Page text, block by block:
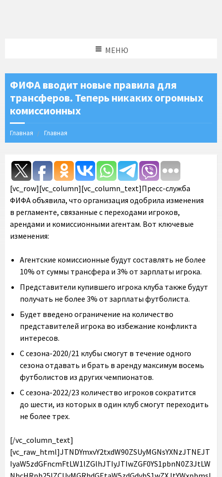
МЕНЮ
ФИФА вводит новые правила для
трансферов. Теперь никаких огромных
комиссионных
Главная Главная
[vc_row][vc_column][vc_column_text]Пресс-служба
ФИФА объявила, что организация одобрила изменения
в регламенте, связанные с переходами игроков,
арендами и комиссионными агентам. Вот ключевые
изменения:
Агентские комиссионные будут составлять не более
10% от суммы трансфера и 3% от зарплаты игрока.
Представители купившего игрока клуба также будут
получать не более 3% от зарплаты футболиста.
Будет введено ограничение на количество
представителей игрока во избежание конфликта
интересов.
С сезона-2020/21 клубы смогут в течение одного
сезона отдавать и брать в аренду максимум восемь
футболистов из других чемпионатов.
С сезона-2022/23 количество игроков сократится
до шести, из которых в один клуб смогут переходить
не более трех.
[/vc_column_text][vc_raw_html]JTNDYmxvY2txdW90ZSUyMGNsYXNzJTNEJTIyaW5zdGFncmFtLW1lZGlhJTIyJTIwZGF0YS1pbnN0Z3JtLWNhcHRpb25lZCUyMGRhdGEtaW5zdGdybS1wZXJtYWxpbmslM0QlMjJodHRwcyUzQSUyRiUyRnd3dy5pbnN0YWdyYW0uY29tJTJGcCUyRkJqLVJ1b2hGR1RkJTJGJTNGdXRtX3NvdXJjZSUzRGlnX2VtYmVkJTI2YW1wJTNCdXRtX2NhbXBhaWduJTNEbG9hZGluZyUyMiUyMGRhdGEtaW5zdGdybS12ZXJzaW9uJTNEJTIyMTIlMjIlMjBzdHlsZSUzRCUyMiUyMGJhY2tncm91bmQlM0ElMjNGRkYlM0IlMjBib3JkZXIlM0EwJTNCJTIwYm9yZGVyLXJhZGl1cyUzQTNweCUzQiUyMGJveC1zaGFkb3clM0EwJTIwMCUyMDFweCUyMDAlMjByZ2JhJTI4MCUyQzAlMkMwJTJDMC41JTI5JTJDMCUyMDFweCUyMDEwcHglMjAwJTIwcmdiYSUyODAlMkMwJTJDMCUyQzAuMTUlMjklM0IlMjBtYXJnaW4lM0ElMjAxcHglM0IlMjBtYXgtd2lkdGglM0E1NDBweCUzQiUyMG1pbi13aWR0aCUzQTMyNnB4JTNCJTIwcGFkZGluZyUzQTAlM0IlMjB3aWR0aCUzQTk5LjM3NSUyNSUzQiUyMHdpZHRoJTNBLXdlYmtpdC1jYWxjJTI4MTAwJTI1JTIwLSUyMDJweCUyOSUzQiUyMHdpZHRoJTNBY2FsYyUyODEwMCUyNSUyMC0lMjAycHglMjklM0IlMjIlM0UlM0NkaXYlMjBzdHlsZSUzRCUyMnBhZGRpbmclM0ExNnB4JTNCJTIyJTNFJTIwJTNDYSUyMGhyZWYlM0QlMjJodHRwcyUzQSUyRiUyRnd3dy5pbnN0YWdyYW0uY29tJTJGcCUyRkJqLVJ1b2hGR1RkJTJGJTNGdXRtX3NvdXJjZSUzRGlnX2VtYmVkJTI2YW1wJTNCdXRtX2NhbXBhaWduJTNEbG9hZGluZyUyMiUyMHN0eWxlJTNEJTIyJTIwYmFja2dyb3VuZCUzQSUyM0ZGRkZGRiUzQiUyMGxpbmUtaGVpZ2h0JTNBMCUzQiUyMHBhZGRpbmclM0EwJTIwMCUzQiUyMHRleHQtYWxpZ24lM0FjZW50ZXIlM0IlMjB0ZXh0LWRlY29yYXRpb24lM0Fub25lJTNCJTIwd2lkdGglM0ExMDAlMjUlM0IlMjIlMjB0YXJnZXQlM0QlMjJfYmxhbmslMjIlM0UlMjAlM0NkaXYlMjBzdHlsZSUzRCUyMiUyMGRpc3BsYXklM0ElMjBmbGV4JTNCJTIwZmxleC1kaXJlY3Rpb24lM0ElMjByb3clM0IlMjBhbGlnbi1pdGVtcyUzQSUyMGNlbnRlciUzQiUyMiUzRSUyMCUzQ2RpdiUyMHN0eWxlJTNEJTIyYmFja2dyb3VuZC1jb2xvciUzQSUyMCUyM0Y0RjRGNCUzQiUyMGJvcmRlci1yYWRpdXMlM0ElMjA1MCUyNSUzQiUyMGZsZXgtZ3JvdyUzQSUyMDAlM0IlMjBoZWlnaHQlM0ElMjA0MHB4JTNCJTIwbWFyZ2luLXJpZ2h0JTNBJTIwMTRweCUzQiUyMHdpZHRoJTNBJTIwNDBweCUzQiUyMiUzRSUzQyUyRmRpdiUzRSUyMCUzQ2RpdiUyMHN0eWxlJTNEJTIyZGlzcGxheSUzQSUyMGZsZXglM0IlMjBmbGV4LWRpcmVjdGlvbiUzQSUyMGNvbHVtbiUzQiUyMGZsZXgtZ3JvdyUzQSUyMDElM0IlMjBqdXN0aWZ5LWNvbnRlbnQlM0ElMjBjZW50ZXIlM0IlMjIlM0UlMjAlM0NkaXYlMjBzdHlsZSUzRCUyMiUyMGJhY2tncm91bmQtY29sb3IlM0ElMjAlMjNGNEY0RjQlM0IlMjBib3JkZXItcmFkaXVzJTNBJTIwNHB4JTNCJTIwZmxleC1ncm93JTNBJTIwMCUzQiUyMGhlaWdodCUzQSUyMDE0cHglM0IlMjBtYXJnaW4tYm90dG9tJTNBJTIwNnB4JTNCJTIwd2lkdGglM0ElMjAxMDBweCUzQiUyMiUzRSUzQyUyRmRpdiUzRSUyMCUzQ2RpdiUyMHN0eWxlJTNEJTIyJTIwYmFja2dyb3VuZC1jb2xvciUzQSUyMCUyM0Y0RjRGNCUzQiUyMGJvcmRlci1yYWRpdXMlM0ElMjA0cHglM0IlMjBmbGV4LWdyb3clM0ElMjAwJTNCJTIwaGVpZ2h0JTNBJTIwMTRweCUzQiUyMHdpZHRoJTNBJTIwNjBweCUzQiUyMiUzRSUzQyUyRmRpdiUzRSUzQyUyRmRpdiUzRSUzQyUyRmRpdiUzRSUzQ2RpdiUyMHN0eWxlJTNEJTIycGFkZGluZyUzQSUyMDE5JTI1JTIwMCUzQiUyMiUzRSUzQyUyRmRpdiUzRSUyMCUzQ2RpdiUyMHN0eWxlJTNEJTIyZGlzcGxheSUzQWJsb2NrJTNCJTIwaGVpZ2h0JTNBNTBweCUzQiUyMG1hcmdpbiUzQTAlMjBhdXRvJTIwMTJweCUzQiUyMHdpZHRoJTNBNTBweCUzQiUyMiUzRSUzQ3N2ZyUyMHdpZHRoJTNEJTIyNTBweCUyMiUyMGhlaWdodCUzRCUyMjUwcHglMjIlMjB2aWV3Qm94JTNEJTIyMCUyMDAlMjA2MCUyMDYwJTIyJTIwdmVyc2lvbiUzRCUyMjEuMSUyMiUyMHhtbG5zJTNEJTIyaHR0cHMlM0ElMkYlMkZ3d3cudzMub3JnJTJGMjAwMCUyRnN2ZyUyMiUyMHhtbG5zJTNBeGxpbmslM0QlMjJodHRwcyUzQSUyRiUyRnd3dy53My5vcmclMkYxOTk5JTJGeGxpbmslMjIlM0UlM0NnJTIwc3Ryb2tlJTNEJTIybm9uZSUyMiUyMHN0cm9rZS13aWR0aCUzRCUyMjElMjIlMjBmaWxsJTNEJTIybm9uZSUyMiUyMGZpbGwtcnVsZSUzRCUyMmV2ZW5vZGQlMjIlM0UlM0NnJTIwdHJhbnNmb3JtJTNEJTIydHJhbnNsYXRlJTI4LTUxMS4wMDAwMDAlMkMlMjAtMjAuMDAwMDAwJTI5JTIyJTIwZmlsbCUzRCUyMiUyMzAwMDAwMCUyMiUzRSUzQ2clM0UlM0NwYXRoJTIwZCUzRCUyMk01NTYuODY5JTJDMzAuNDElMjBDNTU0LjgxNCUyQzMwLjQxJTIwNTUzLjE0OCUyQzMyLjA3NiUyMDU1My4xNDglMkMzNC4xMzElMjBDNTUzLjE0OCUyQzM2LjE4NiUyMDU1NC44MTQlMkMzNy44NTIlMjA1NTYuODY5JTJDMzcuODUyJTIwQzU1OC45MjQlMkMzNy44NTIlMjA1NjAuNTklMkMzNi4xODYlMjA1NjAuNTklMkMzNC4xMzElMjBDNTYwLjU5JTJDMzIuMDc2JTIwNTU4LjkyNCUyQzMwLjQxJTIwNTU2Ljg2OSUyQzMwLjQxJTIwTTU0MSUyQzYwLjY1NyUyMEM1MzUuMTE0JTJDNjAuNjU3JTIwNTMwLjM0MiUyQzU1Ljg4NyUyMDUzMC4zNDIlMkM1MCUyMEM1MzAuMzQyJTJDNDQuMTE0JTIwNTM1LjExNCUyQzM5LjM0MiUyMDU0MSUyQzM5LjM0MiUyMEM1NDYuODg3JTJDMzkuMzQyJTIwNTUxLjY1OCUyQzQ0LjExNCUyMDU1MS42NTglMkM1MCUyMEM1NTEuNjU4JTJDNTUuODg3JTIwNTQ2Ljg4NyUyQzYwLjY1NyUyMDU0MSUyQzYwLjY1NyUyME01NDElMkMzMy44ODYlMjBDNTMyLjElMkMzMy44ODYlMjA1MjQuODg2JTJDNDEuMSUyMDUyNC44ODYlMkM1MCUyMEM1MjQuODg2JTJDNTguODk5JTIwNTMyLjElMkM2Ni4xMTMlMjA1NDElMkM2Ni4xMTMlMjBDNTQ5LjklMkM2Ni4xMTMlMjA1NTcuMTE1JTJDNTguODk5JTIwNTU3LjExNSUyQzUwJTIwQzU1Ny4xMTUlMkM0MS4xJTIwNTQ5LjklMkMzMy44ODYlMjA1NDElMkMzMy44ODYlMjBNNTY1LjM3OCUyQzYyLjEwMSUyMEM1NjUuMjQ0JTJDNjUuMDIyJTIwNTY0Ljc1NiUyQzY2LjYwNiUyMDU2NC4zNDYlMkM2Ny42NjMlMjBDNTYzLjgwMyUyQzY5LjA2JTIwNTYzLjE1NCUyQzcwLjA1NyUyMDU2Mi4xMDYlMkM3MS4xMDYlMjBDNTYxLjA1OCUyQzcyLjE1NSUyMDU2MC4wNiUyQzcyLjgwMyUyMDU1OC42NjIlMkM3My4zNDclMjBDNTU3LjYwNyUyQzczLjc1NyUyMDU1Ni4wMjElMkM3NC4yNDQlMjA1NTMuMTAyJTJDNzQuMzc4JTIwQzU0OS45NDQlMkM3NC41MjElMjA1NDguOTk3JTJDNzQuNTUyJTIwNTQxJTJDNzQuNTUyJTIwQzUzMy4wMDMlMkM3NC41NTIlMjA1MzIuMDU2JTJDNzQuNTIxJTIwNTI4Ljg5OCUyQzc0LjM3OCUyMEM1MjUuOTc5JTJDNzQuMjQ0JTIwNTI0LjM5MyUyQzczLjc1NyUyMDUyMy4zMzglMkM3My4zNDclMjBDNTIxLjk0JTJDNzIuODAzJTIwNTIwLjk0MiUyQzcyLjE1NSUyMDUxOS44OTQlMkM3MS4xMDYlMjBDNTE4Ljg0NiUyQzcwLjA1NyUyMDUxOC4xOTclMkM2OS4wNiUyMDUxNy42NTQlMkM2Ny42NjMlMjBDNTE3LjI0NCUyQzY2LjYwNiUyMDUxNi43NTUlMkM2NS4wMjIlMjA1MTYuNjIzJTJDNjIuMTAxJTIwQzUxNi40NzklMkM1OC45NDMlMjA1MTYuNDQ4JTJDNTcuOTk2JTIwNTE2LjQ0OCUyQzUwJTIwQzUxNi40NDglMkM0Mi4wMDMlMjA1MTYuNDc5JTJDNDEuMDU2JTIwNTE2LjYyMyUyQzM3Ljg5OSUyMEM1MTYuNzU1JTJDMzQuOTc4JTIwNTE3LjI0NCUyQzMzLjM5MSUyMDUxNy42NTQlMkMzMi4zMzglMjBDNTE4LjE5NyUyQzMwLjkzOCUyMDUxOC44NDYlMkMyOS45NDIlMjA1MTkuODk0JTJDMjguODk0JTIwQzUyMC45NDIlMkMyNy44NDYlMjA1MjEuOTQlMkMyNy4xOTYlMjA1MjMuMzM4JTJDMjYuNjU0JTIwQzUyNC4zOTMlMkMyNi4yNDQlMjA1MjUuOTc5JTJDMjUuNzU2JTIwNTI4Ljg5OCUyQzI1LjYyMyUyMEM1MzIuMDU3JTJDMjUuNDc5JTIwNTMzLjAwNCUyQzI1LjQ0OCUyMDU0MSUyQzI1LjQ0OCUyMEM1NDguOTk3JTJDMjUuNDQ4JTIwNTQ5Ljk0MyUyQzI1LjQ3OSUyMDU1My4xMDIlMkMyNS42MjMlMjBDNTU2LjAyMSUyQzI1Ljc1NiUyMDU1Ny42MDclMkMyNi4yNDQlMjA1NTguNjYyJTJDMjYuNjU0JTIwQzU2MC4wNiUyQzI3LjE5NiUyMDU2MS4wNTglMkMyNy44NDYlMjA1NjIuMTA2JTJDMjguODk0JTIwQzU2My4xNTQlMkMyOS45NDIlMjA1NjMuODAzJTJDMzAuOTM4JTIwNTY0LjM0NiUyQzMyLjMzOCUyMEM1NjQuNzU2JTJDMzMuMzkxJTIwNTY1LjI0NCUyQzM0Ljk3OCUyMDU2NS4zNzglMkMzNy44OTklMjBDNTY1LjUyMiUyQzQxLjA1NiUyMDU2NS41NTIlMkM0Mi4wMDMlMjA1NjUuNTUyJTJDNTAlMjBDNTY1LjU1MiUyQzU3Ljk5NiUyMDU2NS41MjIlMkM1OC45NDMlMjA1NjUuMzc4JTJDNjIuMTAxJTIwTTU3MC44MiUyQzM3LjYzMSUyMEM1NzAuNjc0JTJDMzQuNDM4JTIwNTcwLjE2NyUyQzMyLjI1OCUyMDU2OS40MjUlMkMzMC4zNDklMjBDNTY4LjY1OSUyQzI4LjM3NyUyMDU2Ny42MzMlMkMyNi43MDIlMjA1NjUuOTY1JTJDMjUuMDM1JTIwQzU2NC4yOTclMkMyMy4zNjglMjA1NjIuNjIzJTJDMjIuMzQyJTIwNTYwLjY1MiUyQzIxLjU3NSUyMEM1NTguNzQzJTJDMjAuODM0JTIwNTU2LjU2MiUyQzIwLjMyNiUyMDU1My4zNjklMkMyMC4xOCUyMEM1NTAuMTY5JTJDMjAuMDMzJTIwNTQ5LjE0OCUyQzIwJTIwNTQxJTJDMjAlMjBDNTMyLjg1MyUyQzIwJTIwNTMxLjgzMSUyQzIwLjAzMyUyMDUyOC42MzElMkMyMC4xOCUyMEM1MjUuNDM4JTJDMjAuMzI2JTIwNTIzLjI1NyUyQzIwLjgzNCUyMDUyMS4zNDklMkMyMS41NzUlMjBDNTE5LjM3NiUyQzIyLjM0MiUyMDUxNy43MDMlMkMyMy4zNjglMjA1MTYuMDM1JTJDMjUuMDM1JTIwQzUxNC4zNjglMkMyNi43MDIlMjA1MTMuMzQyJTJDMjguMzc3JTIwNTEyLjU3NCUyQzMwLjM0OSUyMEM1MTEuODM0JTJDMzIuMjU4JTIwNTExLjMyNiUyQzM0LjQzOCUyMDUxMS4xODElMkMzNy42MzElMjBDNTExLjAzNSUyQzQwLjgzMSUyMDUxMSUyQzQxLjg1MSUyMDUxMSUyQzUwJTIwQzUxMSUyQzU4LjE0NyUyMDUxMS4wMzUlMkM1OS4xNyUyMDUxMS4xODElMkM2Mi4zNjklMjBDNTExLjMyNiUyQzY1LjU2MiUyMDUxMS44MzQlMkM2Ny43NDMlMjA1MTIuNTc0JTJDNjkuNjUxJTIwQzUxMy4zNDIlMkM3MS42MjUlMjA1MTQuMzY4JTJDNzMuMjk2JTIwNTE2LjAzNSUyQzc0Ljk2NSUyMEM1MTcuNzAzJTJDNzYuNjM0JTIwNTE5LjM3NiUyQzc3LjY1OCUyMDUyMS4zNDklMkM3OC40MjUlMjBDNTIzLjI1NyUyQzc5LjE2NyUyMDUyNS40MzglMkM3OS42NzMlMjA1MjguNjMxJTJDNzkuODIlMjBDNTMxLjgzMSUyQzc5Ljk2NSUyMDUzMi44NTMlMkM4MC4wMDElMjA1NDElMkM4MC4wMDElMjBDNTQ5LjE0OCUyQzgwLjAwMSUyMDU1MC4xNjklMkM3OS45NjUlMjA1NTMuMzY5JTJDNzkuODIlMjBDNTU2LjU2MiUyQzc5LjY3MyUyMDU1OC43NDMlMkM3OS4xNjclMjA1NjAuNjUyJTJDNzguNDI1JTIwQzU2Mi42MjMlMkM3Ny42NTglMjA1NjQuMjk3JTJDNzYuNjM0JTIwNTY1Ljk2NSUyQzc0Ljk2NSUyMEM1NjcuNjMzJTJDNzMuMjk2JTIwNTY4LjY1OSUyQzcxLjYyNSUyMDU2OS40MjUlMkM2OS42NTElMjBDNTcwLjE2NyUyQzY3Ljc0MyUyMDU3MC42NzQlMkM2NS41NjIlMjA1NzAuODIlMkM2Mi4zNjklMjBDNTcwLjk2NiUyQzU5LjE3JTIwNTcxJTJDNTguMTQ3JTIwNTcxJTJDNTAlMjBDNTcxJTJDNDEuODUxJTIwNTcwLjk2NiUyQzQwLjgzMSUyMDU3MC44MiUyQzM3LjYzMSUyMiUzRSUzQyUyRnBhdGglM0UlM0MlMkZnJTNFJTNDJTJGZyUzRSUzQyUyRmclM0UlM0MlMkZzdmclM0UlM0MlMkZkaXYlM0UlM0NkaXYlMjBzdHlsZSUzRCUyMnBhZGRpbmctdG9wJTNBJTIwOHB4JTNCJTIyJTNFJTIwJTNDZGl2JTIwc3R5bGUlM0QlMjIlMjBjb2xvciUzQSUyMzM4OTdmMCUzQiUyMGZvbnQtZmFtaWx5JTNBQXJpYWwlMkNzYW5zLXNlcmlmJTNCJTIwZm9udC1zaXplJTNBMTRweCUzQiUyMGZvbnQtc3R5bGUlM0Fub3JtYWwlM0IlMjBmb250LXdlaWdodCUzQTU1MCUzQiUyMGxpbmUtaGVpZ2h0JTNBMThweCUzQiUyMiUzRSUyMCVEMCU5RiVEMCVCRSVEMSU4MSVEMCVCQyVEMCVCRSVEMSU4MiVEMSU4MCVEMCVCNSVEMSU4MiVEMSU4QyUyMCVEMSU4RCVEMSU4MiVEMSU4MyUyMCVEMCVCRiVEMSU4MyVEMCVCMSVEMCVCQiVEMCVCOCVEMCVCQSVEMCVCMCVEMSU4NiVEMCVCOCVEMSU4RSUyMCVEMCVCMiUyMEluc3RhZ3JhbSUzQyUyRmRpdiUzRSUzQyUyRmRpdiUzRSUzQ2RpdiUyMHN0eWxlJTNEJTIycGFkZGluZyUzQSUyMDEyLjUlMjUlMjAwJTNCJTIyJTNFJTNDJTJGZGl2JTNFJTIwJTNDZGl2JTIwc3R5bGUlM0QlMjJkaXNwbGF5JTNBJTIwZmxleCUzQiUyMGZsZXgtZGlyZWN0aW9uJTNBJTIwcm93JTNCJTIwbWFyZ2luLWJvdHRvbSUzQSUyMDE0cHglM0IlMjBhbGlnbi1pdGVtcyUzQSUyMGNlbnRlciUzQiUyMiUzRSUzQ2RpdiUzRSUyMCUzQ2RpdiUyMHN0eWxlJTNEJTIyYmFja2dyb3VuZC1jb2xvciUzQSUyMCUyM0Y0RjRGNCUzQiUyMGJvcmRlci1yYWRpdXMlM0ElMjA1MCUyNSUzQiUyMGhlaWdodCUzQSUyMDEyLjVweCUzQiUyMHdpZHRoJTNBJTIwMTIuNXB4JTNCJTIwdHJhbnNmb3JtJTNBJTIwdHJhbnNsYXRlWCUyODBweCUyOSUyMHRyYW5zbGF0ZVklMjg3cHglMjklM0IlMjIlM0UlM0MlMkZkaXYlM0UlMjAlM0NkaXYlMjBzdHlsZSUzRCUyMmJhY2tncm91bmQtY29sb3IlM0ElMjAlMjNGNEY0RjQlM0IlMjBoZWlnaHQlM0ElMjAxMi41cHglM0IlMjB0cmFuc2Zvcm0lM0ElMjByb3RhdGUlMjgtNDVkZWclMjklMjB0cmFuc2xhdGVYJTI4M3B4JTI5JTIwdHJhbnNsYXRlWSUyODFweCUyOSUzQiUyMHdpZHRoJTNBJTIwMTIuNXB4JTNCJTIwZmxleC1ncm93JTNBJTIwMCUzQiUyMG1hcmdpbi1yaWdodCUzQSUyMDE0cHglM0IlMjBtYXJnaW4tbGVmdCUzQSUyMDJweCUzQiUyMiUzRSUzQyUyRmRpdiUzRSUyMCUzQ2RpdiUyMHN0eWxlJTNEJTIyYmFja2dyb3VuZC1jb2xvciUzQSUyMCUyM0Y0RjRGNCUzQiUyMGJvcmRlci1yYWRpdXMlM0ElMjA1MCUyNSUzQiUyMGhlaWdodCUzQSUyMDEyLjVweCUzQiUyMHdpZHRoJTNBJTIwMTIuNXB4JTNCJTIwdHJhbnNmb3JtJTNBJTIwdHJhbnNsYXRlWCUyODlweCUyOSUyMHRyYW5zbGF0ZVklMjgtMThweCUyOSUzQiUyMiUzRSUzQyUyRmRpdiUzRSUzQyUyRmRpdiUzRSUzQ2RpdiUyMHN0eWxlJTNEJTIybWFyZ2luLWxlZnQlM0ElMjA4cHglM0IlMjIlM0UlMjAlM0NkaXYlMjBzdHlsZSUzRCUyMiUyMGJhY2tncm91bmQtY29sb3IlM0ElMjAlMjNGNEY0RjQlM0IlMjBib3JkZXItcmFkaXVzJTNBJTIwNTAlMjUlM0IlMjBmbGV4LWdyb3